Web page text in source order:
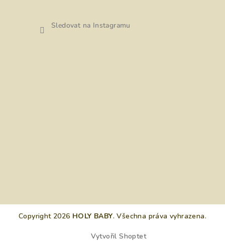
Sledovat na Instagramu
Copyright 2026 HOLY BABY. Všechna práva vyhrazena.
Vytvořil Shoptet